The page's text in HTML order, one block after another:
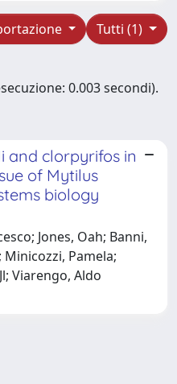
Tutti (1)
0.003 secondi).
and clorpyrifos in
of Mytilus
biology
Jones, Oah; Banni,
Pamela;
Viarengo, Aldo